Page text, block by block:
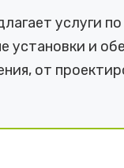
услуги
установки и
от